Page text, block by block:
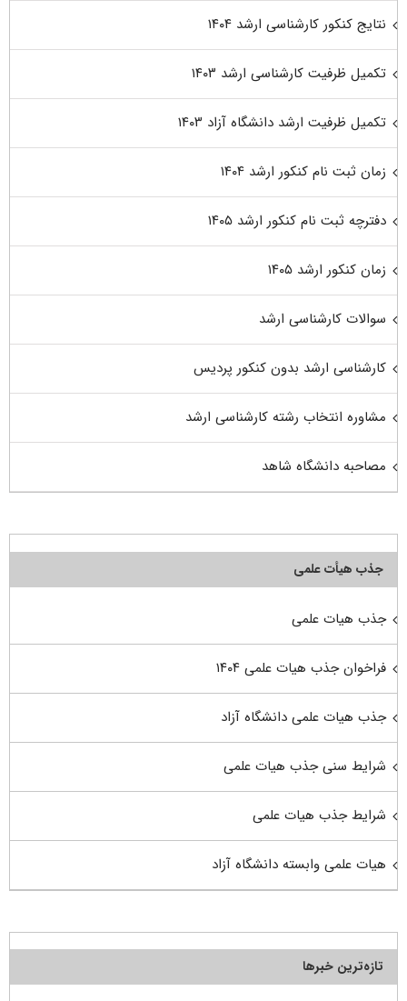
نتایج کنکور کارشناسی ارشد ۱۴۰۴
تکمیل ظرفیت کارشناسی ارشد ۱۴۰۳
تکمیل ظرفیت ارشد دانشگاه آزاد ۱۴۰۳
زمان ثبت نام کنکور ارشد ۱۴۰۴
دفترچه ثبت نام کنکور ارشد ۱۴۰۵
زمان کنکور ارشد ۱۴۰۵
سوالات کارشناسی ارشد
کارشناسی ارشد بدون کنکور پردیس
مشاوره انتخاب رشته کارشناسی ارشد
مصاحبه دانشگاه شاهد
جذب هیأت علمی
جذب هیات علمی
فراخوان جذب هیات علمی ۱۴۰۴
جذب هیات علمی دانشگاه آزاد
شرایط سنی جذب هیات علمی
شرایط جذب هیات علمی
هیات علمی وابسته دانشگاه آزاد
تازه‌ترین خبرها